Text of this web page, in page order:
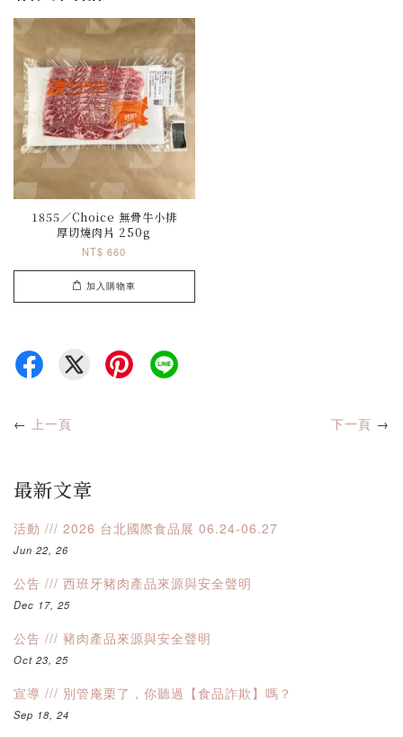
1855／Choice 無骨牛小排
厚切燒肉片 250g
NT$ 660
加入購物車
← 上一頁 下一頁 →
最新文章
活動 /// 2026 台北國際食品展 06.24-06.27
Jun 22, 26
公告 /// 西班牙豬肉產品來源與安全聲明
Dec 17, 25
公告 /// 豬肉產品來源與安全聲明
Oct 23, 25
宣導 /// 別管庵栗了，你聽過【食品詐欺】嗎？
Sep 18, 24